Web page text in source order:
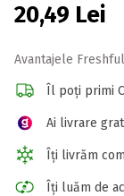
20,49 Lei
Avantajele
Îl poți primi
Ai livrare
Îți livrăm
Îți luăm de